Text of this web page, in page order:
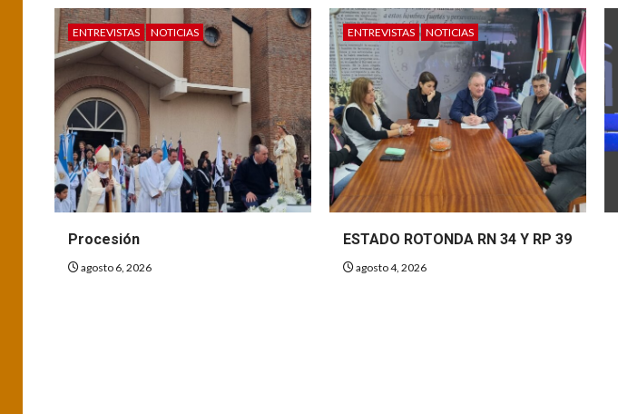
ENTREVISTAS NOTICIAS
Procesión
agosto 6, 2026
ENTREVISTAS NOTICIAS
ESTADO ROTONDA RN 34 Y RP 39
agosto 4, 2026